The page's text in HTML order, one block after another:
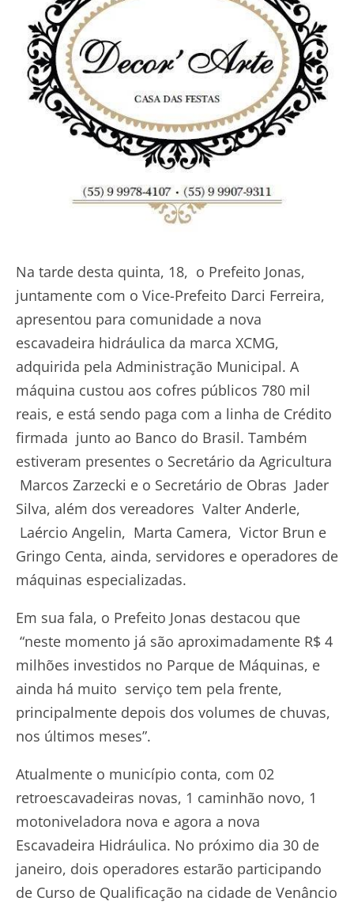
Na tarde desta quinta, 18, o Prefeito Jonas,
juntamente com o Vice-Prefeito Darci Ferreira,
apresentou para comunidade a nova
escavadeira hidráulica da marca XCMG,
adquirida pela Administração Municipal. A
máquina custou aos cofres públicos 780 mil
reais, e está sendo paga com a linha de Crédito
firmada junto ao Banco do Brasil. Também
estiveram presentes o Secretário da Agricultura
Marcos Zarzecki e o Secretário de Obras Jader
Silva, além dos vereadores Valter Anderle,
Laércio Angelin, Marta Camera, Victor Brun e
Gringo Centa, ainda, servidores e operadores de
máquinas especializadas.
Em sua fala, o Prefeito Jonas destacou que
“neste momento já são aproximadamente R$ 4
milhões investidos no Parque de Máquinas, e
ainda há muito serviço tem pela frente,
principalmente depois dos volumes de chuvas,
nos últimos meses”.
Atualmente o município conta, com 02
retroescavadeiras novas, 1 caminhão novo, 1
motoniveladora nova e agora a nova
Escavadeira Hidráulica. No próximo dia 30 de
janeiro, dois operadores estarão participando
de Curso de Qualificação na cidade de Venâncio